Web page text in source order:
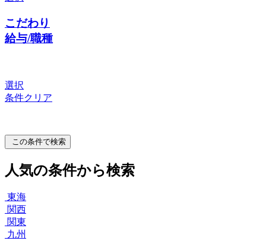
こだわり
給与/職種
選択
条件クリア
この条件で検索
人気の条件から検索
東海
関西
関東
九州